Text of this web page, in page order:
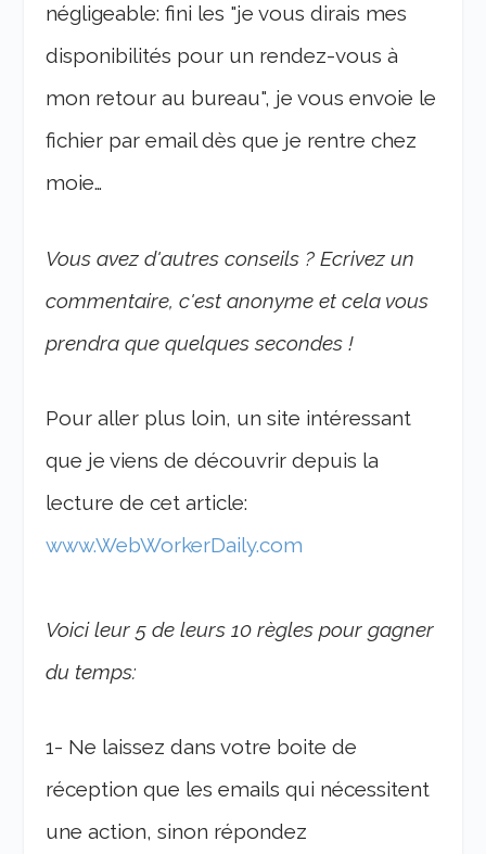
négligeable: fini les "je vous dirais mes
disponibilités pour un rendez-vous à
mon retour au bureau", je vous envoie le
fichier par email dès que je rentre chez
moie…
Vous avez d'autres conseils ? Ecrivez un
commentaire, c'est anonyme et cela vous
prendra que quelques secondes !
Pour aller plus loin, un site intéressant
que je viens de découvrir depuis la
lecture de cet article:
www.WebWorkerDaily.com
Voici leur 5 de leurs 10 règles pour gagner
du temps:
1- Ne laissez dans votre boite de
réception que les emails qui nécessitent
une action, sinon répondez